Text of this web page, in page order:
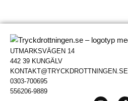
UTMARKSVÄGEN 14
442 39 KUNGÄLV
KONTAKT@TRYCKDROTTNINGEN.SE
0303-700695
556206-9889